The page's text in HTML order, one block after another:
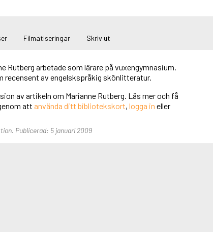
Filmatiseringar Skriv ut
Rutberg arbetade som lärare på vuxengymnasium.
recensent av engelskspråkig skönlitteratur.
av artikeln om Marianne Rutberg. Läs mer och få
att använda ditt bibliotekskort, logga in eller
Publicerad: 5 januari 2009